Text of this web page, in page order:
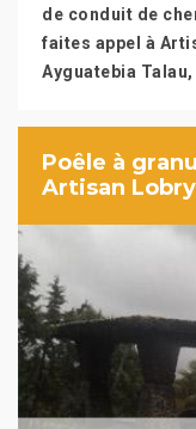
de conduit de
faites appel à
Ayguatebia
Poêle à
Artisan Lobry